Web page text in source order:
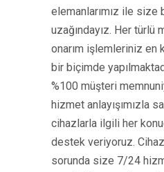
elemanlarımız ile size
uzağındayız. Her türlü
onarım işlemleriniz en
bir biçimde
%100 müşteri
hizmet anlayışımızla
cihazlarla ilgili her
destek veriyoruz.
sorunda size 7/24